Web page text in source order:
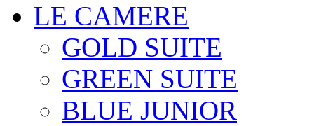
LE CAMERE
GOLD SUITE
GREEN SUITE
BLUE JUNIOR